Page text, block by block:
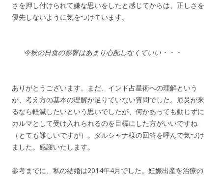
さを押し付けられて嫌な思いをしたと感じてからは、正しさを
優先しないように気をつけています。
今秋の日食の影響はあまり心配しなくていい・・・
ありがとうございます。まだ、インド占星術への理解という
か、考え方の基本の理解が足りていない質問でした。厄災が来
るなら軽減したいという思いでしたが、何かあっても動じずに
カルマとして受け入れられるのを目標にした方がいいですね
（とても難しいですが）。ダルシャナ様の回答を呼んで気づけ
ました。感謝いたします。
参考までに、私の結婚は2014年4月でした。妊娠出産を治療の